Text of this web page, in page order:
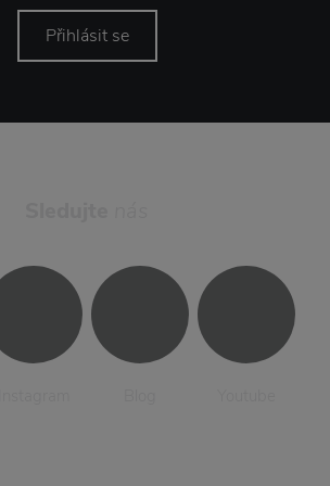
Přihlásit se